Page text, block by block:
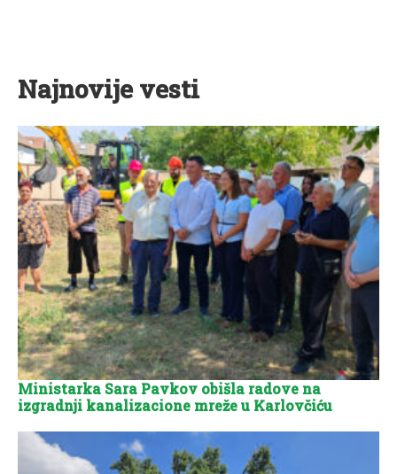
Najnovije vesti
Ministarka Sara Pavkov obišla radove na
izgradnji kanalizacione mreže u Karlovčiću